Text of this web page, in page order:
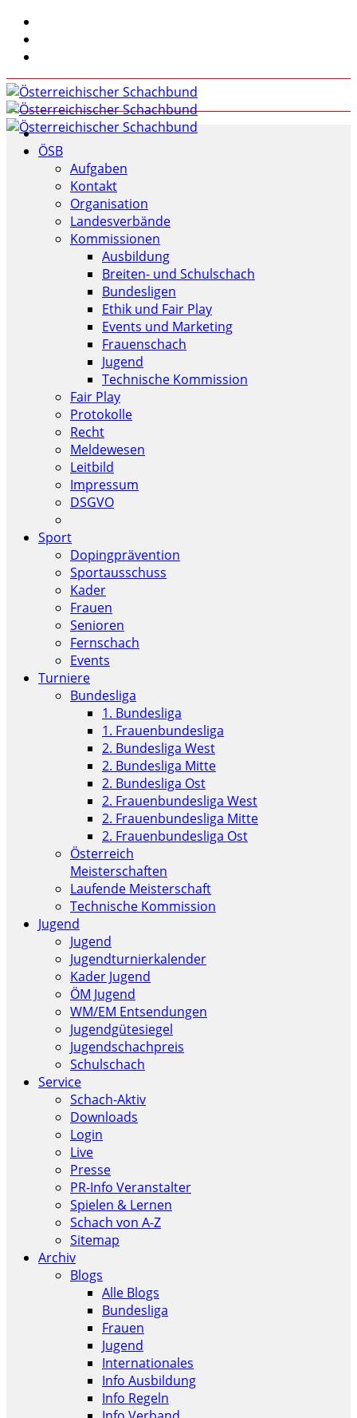
ÖSB
Aufgaben
Kontakt
Organisation
Landesverbände
Kommissionen
Ausbildung
Breiten- und Schulschach
Bundesligen
Ethik und Fair Play
Events und Marketing
Frauenschach
Jugend
Technische Kommission
Fair Play
Protokolle
Recht
Meldewesen
Leitbild
Impressum
DSGVO
Sport
Dopingprävention
Sportausschuss
Kader
Frauen
Senioren
Fernschach
Events
Turniere
Bundesliga
1. Bundesliga
1. Frauenbundesliga
2. Bundesliga West
2. Bundesliga Mitte
2. Bundesliga Ost
2. Frauenbundesliga West
2. Frauenbundesliga Mitte
2. Frauenbundesliga Ost
Österreich
Meisterschaften
Laufende Meisterschaft
Technische Kommission
Jugend
Jugend
Jugendturnierkalender
Kader Jugend
ÖM Jugend
WM/EM Entsendungen
Jugendgütesiegel
Jugendschachpreis
Schulschach
Service
Schach-Aktiv
Downloads
Login
Live
Presse
PR-Info Veranstalter
Spielen & Lernen
Schach von A-Z
Sitemap
Archiv
Blogs
Alle Blogs
Bundesliga
Frauen
Jugend
Internationales
Info Ausbildung
Info Regeln